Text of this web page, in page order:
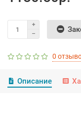
0
Описание